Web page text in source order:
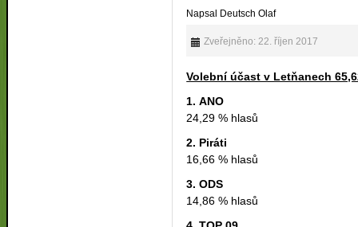
Napsal Deutsch Olaf
Zveřejněno: 22. říjen 2017
Volební účast v Letňanech
1. ANO
24,29 % hlasů
2. Piráti
16,66 % hlasů
3. ODS
14,86 % hlasů